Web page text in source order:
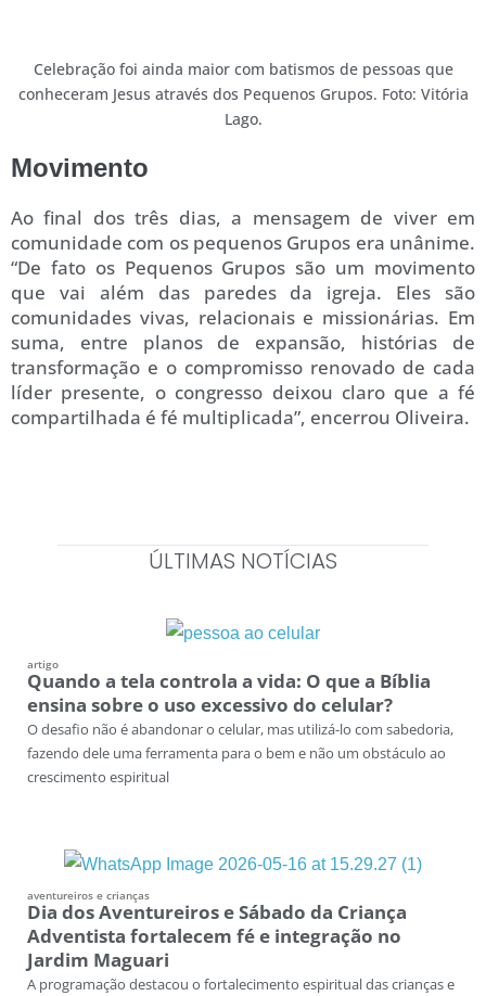
Celebração foi ainda maior com batismos de pessoas que
conheceram Jesus através dos Pequenos Grupos. Foto: Vitória
Lago.
Movimento
Ao final dos três dias, a mensagem de viver em
comunidade com os pequenos Grupos era unânime.
“De fato os Pequenos Grupos são um movimento
que vai além das paredes da igreja. Eles são
comunidades vivas, relacionais e missionárias. Em
suma, entre planos de expansão, histórias de
transformação e o compromisso renovado de cada
líder presente, o congresso deixou claro que a fé
compartilhada é fé multiplicada”, encerrou Oliveira.
ÚLTIMAS NOTÍCIAS
artigo
Quando a tela controla a vida: O que a Bíblia
ensina sobre o uso excessivo do celular?
O desafio não é abandonar o celular, mas utilizá-lo com sabedoria,
fazendo dele uma ferramenta para o bem e não um obstáculo ao
crescimento espiritual
aventureiros e crianças
Dia dos Aventureiros e Sábado da Criança
Adventista fortalecem fé e integração no
Jardim Maguari
A programação destacou o fortalecimento espiritual das crianças e